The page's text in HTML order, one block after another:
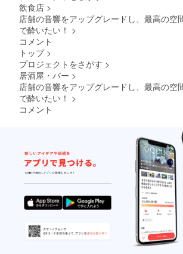
飲食店 >
店舗の音響をアップグレードし、最高の空
で酔いたい！ >
コメント
トップ >
プロジェクトをさがす >
居酒屋・バー >
店舗の音響をアップグレードし、最高の空
で酔いたい！ >
コメント